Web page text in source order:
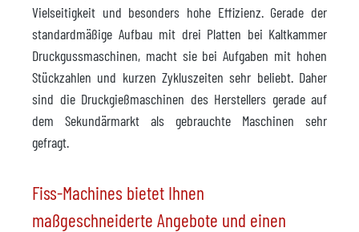
Vielseitigkeit und besonders hohe Effizienz. Gerade der
standardmäßige Aufbau mit drei Platten bei Kaltkammer
Druckgussmaschinen, macht sie bei Aufgaben mit hohen
Stückzahlen und kurzen Zykluszeiten sehr beliebt. Daher
sind die Druckgießmaschinen des Herstellers gerade auf
dem Sekundärmarkt als gebrauchte Maschinen sehr
gefragt.
Fiss-Machines bietet Ihnen
maßgeschneiderte Angebote und einen